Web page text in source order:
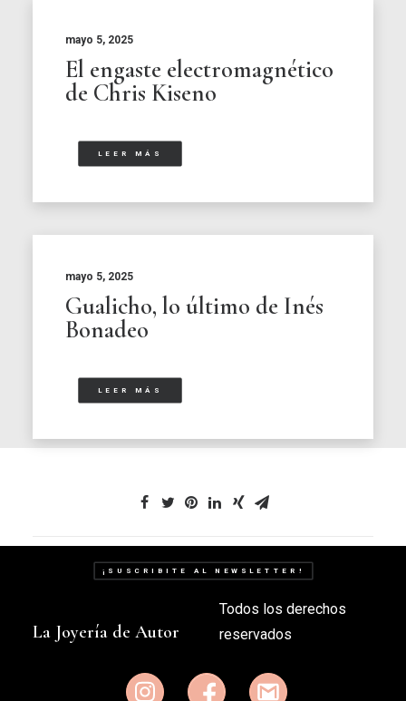
mayo 5, 2025
El engaste electromagnético
de Chris Kiseno
LEER MÁS
mayo 5, 2025
Gualicho, lo último de Inés
Bonadeo
LEER MÁS
¡SUSCRIBITE AL NEWSLETTER!
La Joyería de Autor
Todos los derechos
reservados